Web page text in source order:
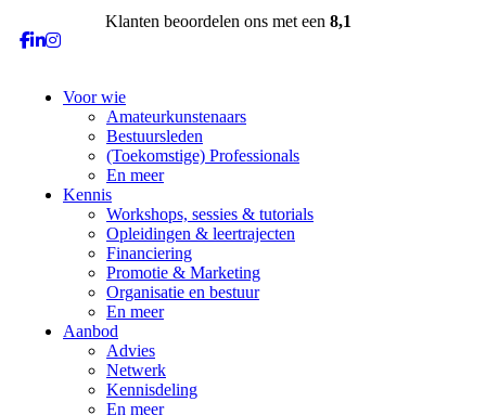
Klanten beoordelen ons met een 8,1
Voor wie
Amateurkunstenaars
Bestuursleden
(Toekomstige) Professionals
En meer
Kennis
Workshops, sessies & tutorials
Opleidingen & leertrajecten
Financiering
Promotie & Marketing
Organisatie en bestuur
En meer
Aanbod
Advies
Netwerk
Kennisdeling
En meer